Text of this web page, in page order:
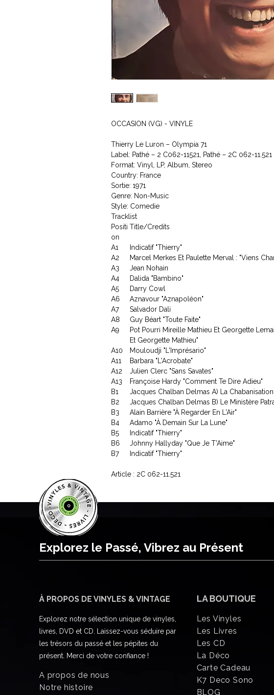
OCCASION (VG) - VINYLE
Thierry Le Luron ‎– Olympia 71
Label: Pathé ‎– 2 C062-11521, Pathé ‎– 2C 062-11.521
Format: Vinyl, LP, Album, Stereo
Country: France
Sortie: 1971
Genre: Non-Music
Style: Comedie
Tracklist
Positi
on
Title/Credits
A1
Indicatif "Thierry"
A2
Marcel Merkes Et Paulette Merval : "Viens
A3
Jean Nohain
A4
Dalida "Bambino"
A5
Darry Cowl
A6
Aznavour "Aznapoléon"
A7
Salvador Dali
A8
Guy Béart "Toute Faite"
A9
Pot Pourri Mireille Mathieu Et Georgette
Et Georgette Mathieu"
A10
Mouloudji "L'Imprésario"
A11
Barbara "L'Acrobate"
A12
Julien Clerc "Sans Savates"
A13
Françoise Hardy "Comment Te Dire Adieu"
B1
Jacques Chalban Delmas A) La Chabanisation
B2
Jacques Chalban Delmas B) Le Ministère
B3
Alain Barrière "À Regarder En L'Air"
B4
Adamo "À Demain Sur La Lune"
B5
Indicatif "Thierry"
B6
Johnny Hallyday "Que Je T'Aime"
B7
Indicatif "Thierry"
Article : 2C 062-11.521
Explorez le Passé, Vibrez au Présent
À PROPOS DE VINYLES & VINTAGE
Explorez notre sélection unique de vinyles,
livres, DVD et CD. Laissez-vous séduire par
les trésors du passé et les pépites du
présent. Merci de votre confiance !
A propos de nous
Notre histoire
LA BOUTIQUE
Les Vinyles
Les Livres
Les CD
La Déco
Carte Cadeau
K7 Deco Sono
BLOG